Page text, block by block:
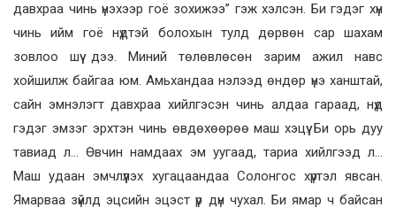
давхраа чинь үнэхээр гоё зохижээ” гэж хэлсэн. Би гэдэг хүн
чинь ийм гоё нүдтэй болохын тулд дөрвөн cap шахам
зовлоо шүү дээ. Миний төлөвлөсөн зарим ажил навс
хойшилж байгаа юм. Амьхандаа нэлээд өндөр үнэ ханштай,
сайн эмнэлэгт давхраа хийлгэсэн чинь алдаа гараад, нүд
гэдэг эмзэг эрхтэн чинь өвдөхөөрөө маш хэцүү. Би орь дуу
тавиад л… Өвчин намдаах эм уугаад, тариа хийлгээд л…
Маш удаан эмчлүүлэх хугацаандаа Солонгос хүртэл явсан.
Ямарваа зүйлд эцсийн эцэст үр дүн чухал. Би ямар ч байсан